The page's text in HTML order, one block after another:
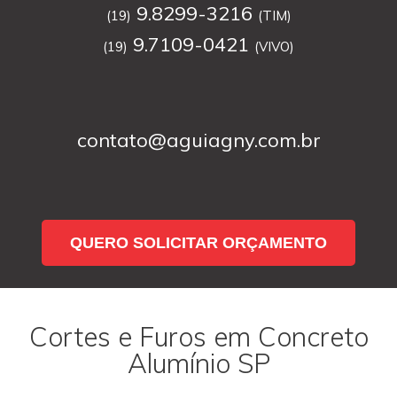
(19) 9.8299-3216 (TIM)
(19) 9.7109-0421 (VIVO)
contato@aguiagny.com.br
QUERO SOLICITAR ORÇAMENTO
Cortes e Furos em Concreto
Alumínio SP